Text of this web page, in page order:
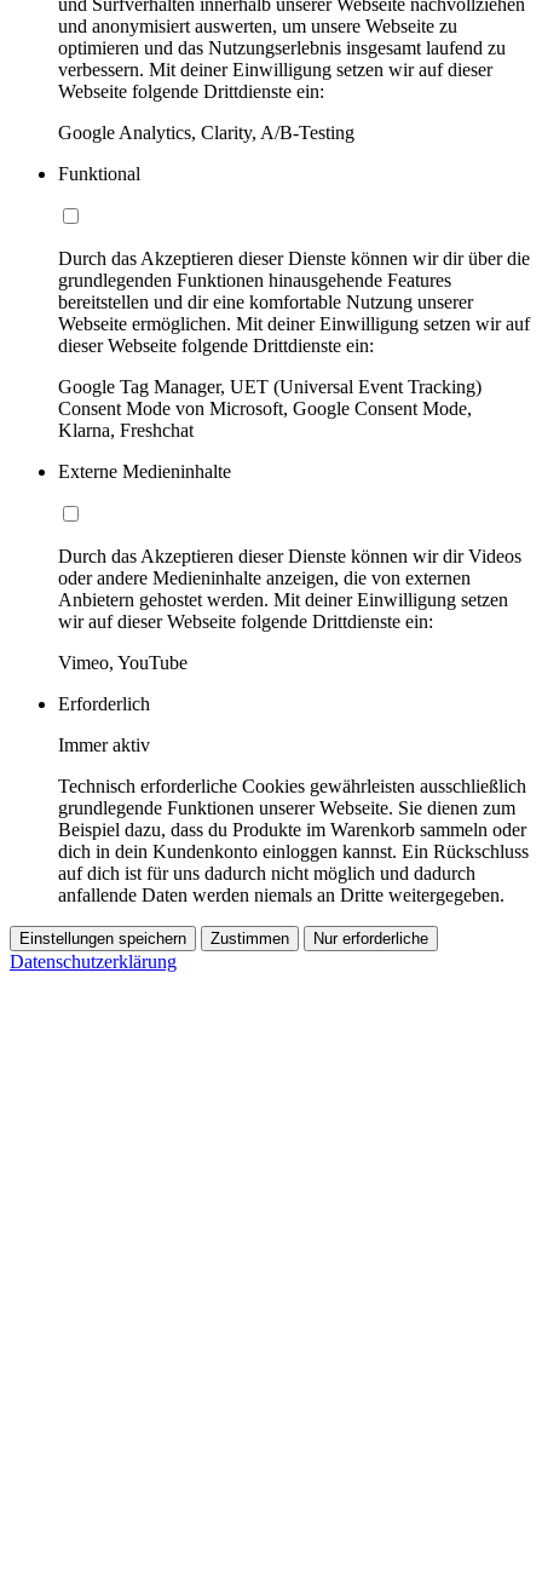
und Surfverhalten innerhalb unserer Webseite nachvollziehen
und anonymisiert auswerten, um unsere Webseite zu
optimieren und das Nutzungserlebnis insgesamt laufend zu
verbessern. Mit deiner Einwilligung setzen wir auf dieser
Webseite folgende Drittdienste ein:
Google Analytics, Clarity, A/B-Testing
Funktional
Durch das Akzeptieren dieser Dienste können wir dir über die
grundlegenden Funktionen hinausgehende Features
bereitstellen und dir eine komfortable Nutzung unserer
Webseite ermöglichen. Mit deiner Einwilligung setzen wir auf
dieser Webseite folgende Drittdienste ein:
Google Tag Manager, UET (Universal Event Tracking)
Consent Mode von Microsoft, Google Consent Mode,
Klarna, Freshchat
Externe Medieninhalte
Durch das Akzeptieren dieser Dienste können wir dir Videos
oder andere Medieninhalte anzeigen, die von externen
Anbietern gehostet werden. Mit deiner Einwilligung setzen
wir auf dieser Webseite folgende Drittdienste ein:
Vimeo, YouTube
Erforderlich
Immer aktiv
Technisch erforderliche Cookies gewährleisten ausschließlich
grundlegende Funktionen unserer Webseite. Sie dienen zum
Beispiel dazu, dass du Produkte im Warenkorb sammeln oder
dich in dein Kundenkonto einloggen kannst. Ein Rückschluss
auf dich ist für uns dadurch nicht möglich und dadurch
anfallende Daten werden niemals an Dritte weitergegeben.
Einstellungen speichern Zustimmen Nur erforderliche
Datenschutzerklärung